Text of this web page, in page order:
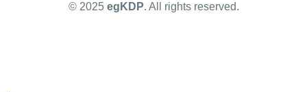
© 2025 egKDP. All rights reserved.